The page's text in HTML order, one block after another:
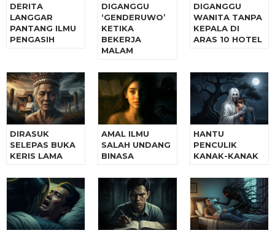
DERITA
LANGGAR
PANTANG ILMU
PENGASIH
DIGANGGU
‘GENDERUWO’
KETIKA
BEKERJA
MALAM
DIGANGGU
WANITA TANPA
KEPALA DI
ARAS 10 HOTEL
DIRASUK
SELEPAS BUKA
KERIS LAMA
AMAL ILMU
SALAH UNDANG
BINASA
HANTU
PENCULIK
KANAK-KANAK